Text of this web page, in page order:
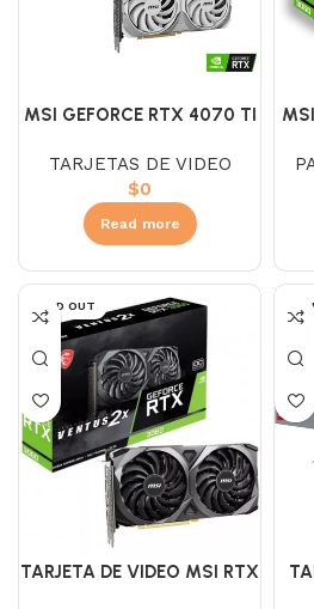
MSI GEFORCE RTX 4070 TI
GDDR6X NVIDIA BLANCA
TARJETAS DE VIDEO
$0
Read more
SOLD OUT
TARJETA DE VIDEO MSI RTX